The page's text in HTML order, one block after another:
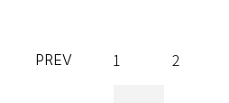
PREV 1 2